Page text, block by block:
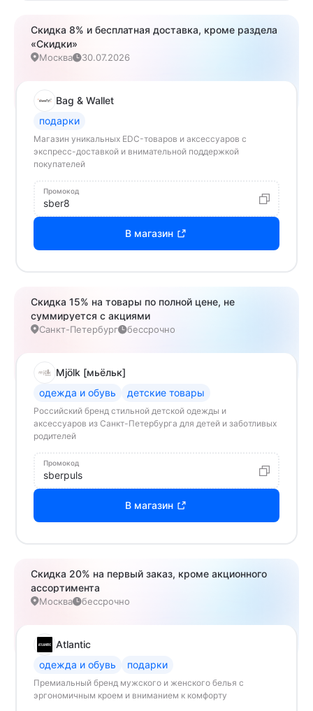
Скидка 8% и бесплатная доставка, кроме раздела
«Скидки»
Москва 30.07.2026
Bag & Wallet
подарки
Магазин уникальных EDC-товаров и аксессуаров с
экспресс-доставкой и внимательной поддержкой
покупателей
Промокод
sber8
В магазин
Скидка 15% на товары по полной цене, не
суммируется с акциями
Санкт-Петербург бессрочно
Mjölk [мьёльк]
одежда и обувь
детские товары
Российский бренд стильной детской одежды и
аксессуаров из Санкт-Петербурга для детей и заботливых
родителей
Промокод
sberpuls
В магазин
Скидка 20% на первый заказ, кроме акционного
ассортимента
Москва бессрочно
Atlantic
одежда и обувь
подарки
Премиальный бренд мужского и женского белья с
эргономичным кроем и вниманием к комфорту